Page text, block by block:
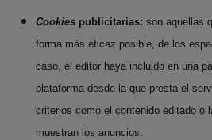
Cookies publicitarias: son aquellas
forma más eficaz posible, de los
caso, el editor haya incluido en una
plataforma desde la que presta el
criterios como el contenido editado o
muestran los anuncios.